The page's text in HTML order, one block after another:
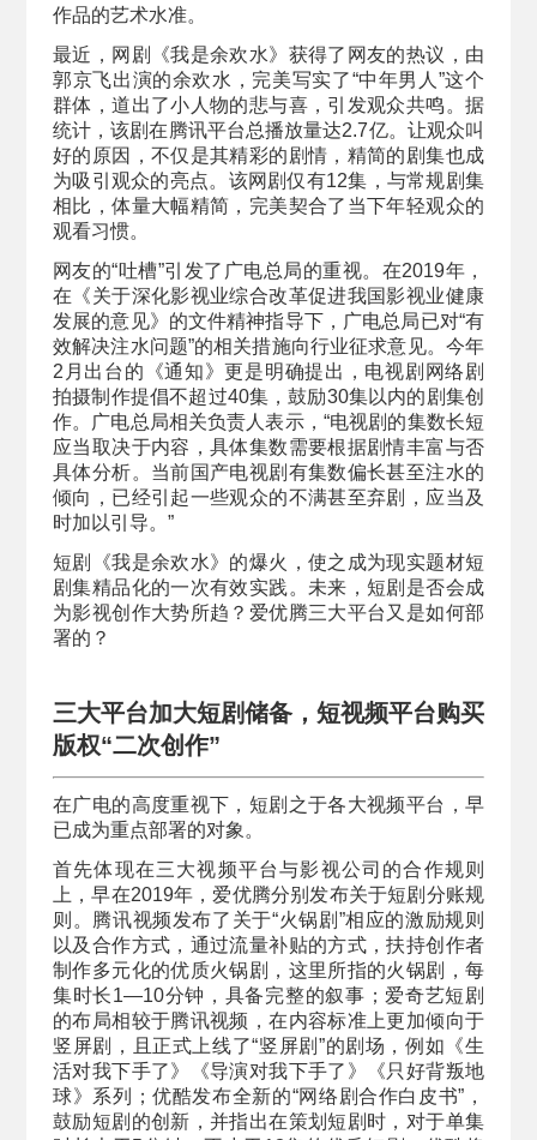
作品的艺术水准。
最近，网剧《我是余欢水》获得了网友的热议，由
郭京飞出演的余欢水，完美写实了“中年男人”这个
群体，道出了小人物的悲与喜，引发观众共鸣。据
统计，该剧在腾讯平台总播放量达2.7亿。让观众叫
好的原因，不仅是其精彩的剧情，精简的剧集也成
为吸引观众的亮点。该网剧仅有12集，与常规剧集
相比，体量大幅精简，完美契合了当下年轻观众的
观看习惯。
网友的“吐槽”引发了广电总局的重视。在2019年，
在《关于深化影视业综合改革促进我国影视业健康
发展的意见》的文件精神指导下，广电总局已对“有
效解决注水问题”的相关措施向行业征求意见。今年
2月出台的《通知》更是明确提出，电视剧网络剧
拍摄制作提倡不超过40集，鼓励30集以内的剧集创
作。广电总局相关负责人表示，“电视剧的集数长短
应当取决于内容，具体集数需要根据剧情丰富与否
具体分析。当前国产电视剧有集数偏长甚至注水的
倾向，已经引起一些观众的不满甚至弃剧，应当及
时加以引导。”
短剧《我是余欢水》的爆火，使之成为现实题材短
剧集精品化的一次有效实践。未来，短剧是否会成
为影视创作大势所趋？爱优腾三大平台又是如何部
署的？
三大平台加大短剧储备， 短视频平台购买
版权“二次创作”
在广电的高度重视下，短剧之于各大视频平台，早
已成为重点部署的对象。
首先体现在三大视频平台与影视公司的合作规则
上，早在2019年，爱优腾分别发布关于短剧分账规
则。腾讯视频发布了关于“火锅剧”相应的激励规则
以及合作方式，通过流量补贴的方式，扶持创作者
制作多元化的优质火锅剧，这里所指的火锅剧，每
集时长1—10分钟，具备完整的叙事；爱奇艺短剧
的布局相较于腾讯视频，在内容标准上更加倾向于
竖屏剧，且正式上线了“竖屏剧”的剧场，例如《生
活对我下手了》《导演对我下手了》《只好背叛地
球》系列；优酷发布全新的“网络剧合作白皮书”，
鼓励短剧的创新，并指出在策划短剧时，对于单集